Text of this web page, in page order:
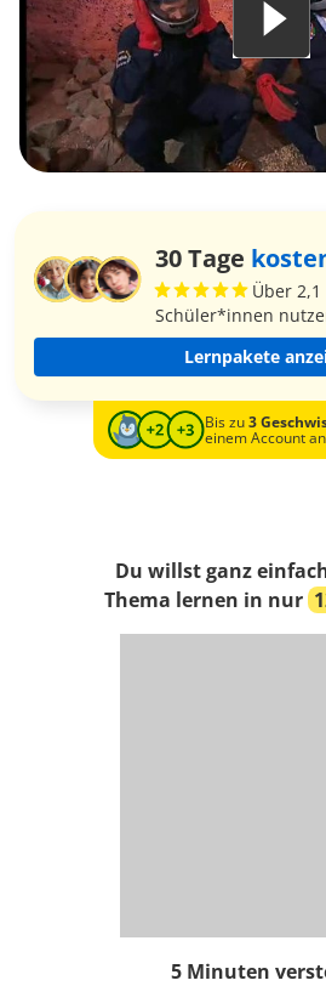
30 Tage
Über
Schüler*innen
Lernpakete
Bis zu3
einem Account
Du willst ganz
Thema lernen in nur
5 Minuten